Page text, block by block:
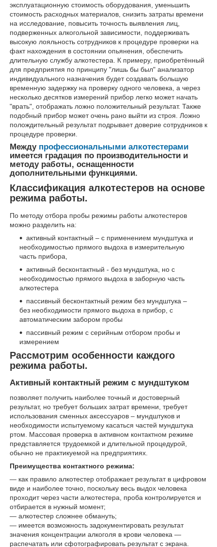
эксплуатационную стоимость оборудования, уменьшить
стоимость расходных материалов, снизить затраты времени
на исследование, повысить точность выявления лиц,
подверженных алкогольной зависимости, поддерживать
высокую лояльность сотрудников к процедуре проверки на
факт нахождения в состоянии опьянения, обеспечить
длительную службу алкотестера. К примеру, приобретённый
для предприятия по принципу "лишь бы был" анализатор
индивидуального назначения будет создавать большую
временную задержку на проверку одного человека, а через
несколько десятков измерений прибор легко может начать
"врать", отображать ложно положительный результат. Также
подобный прибор может очень рано выйти из строя. Ложно
полождительный результат подрывает доверие сотрудников к
процедуре проверки.
Между профессиональными алкотестерами
имеется градация по производительности и
методу работы, оснащенности
дополнительными функциями.
Классификация алкотестеров на основе
режима работы.
По методу отбора пробы режимы работы алкотестеров
можно разделить на:
активный контактный – с применением мундштука и
необходимостью прямого выдоха в измерительную
часть прибора,
активный бесконтактный - без мундштука, но с
необходимостью прямого выдоха в заборную часть
алкотестера
пассивный бесконтактный режим без мундштука –
без необходимости прямого выдоха в прибор, с
автоматическим забором пробы
пассивный режим с серийным отбором пробы и
измерением
Рассмотрим особенности каждого
режима работы.
Активный контактный режим с мундштуком
позволяет получить наиболее точный и достоверный
результат, но требует больших затрат времени, требует
использования сменных аксессуаров – мундштуков и
необходимости испытуемому касаться частей мундштука
ртом. Массовая проверка в активном контактном режиме
представляется трудоемкой и длительной процедурой,
обычно не практикуемой на предприятиях.
Преимущества контактного режима:
― как правило алкотестер отображает результат в цифровом
виде и наиболее точно, поскольку весь выдох человека
проходит через части алкотестера, проба контролируется и
отбирается в нужный момент;
― алкотестер сложнее обмануть;
― имеется возможность задокументировать результат
значения концентрации алкоголя в крови человека ―
распечатать или сфотографировать результат с экрана.